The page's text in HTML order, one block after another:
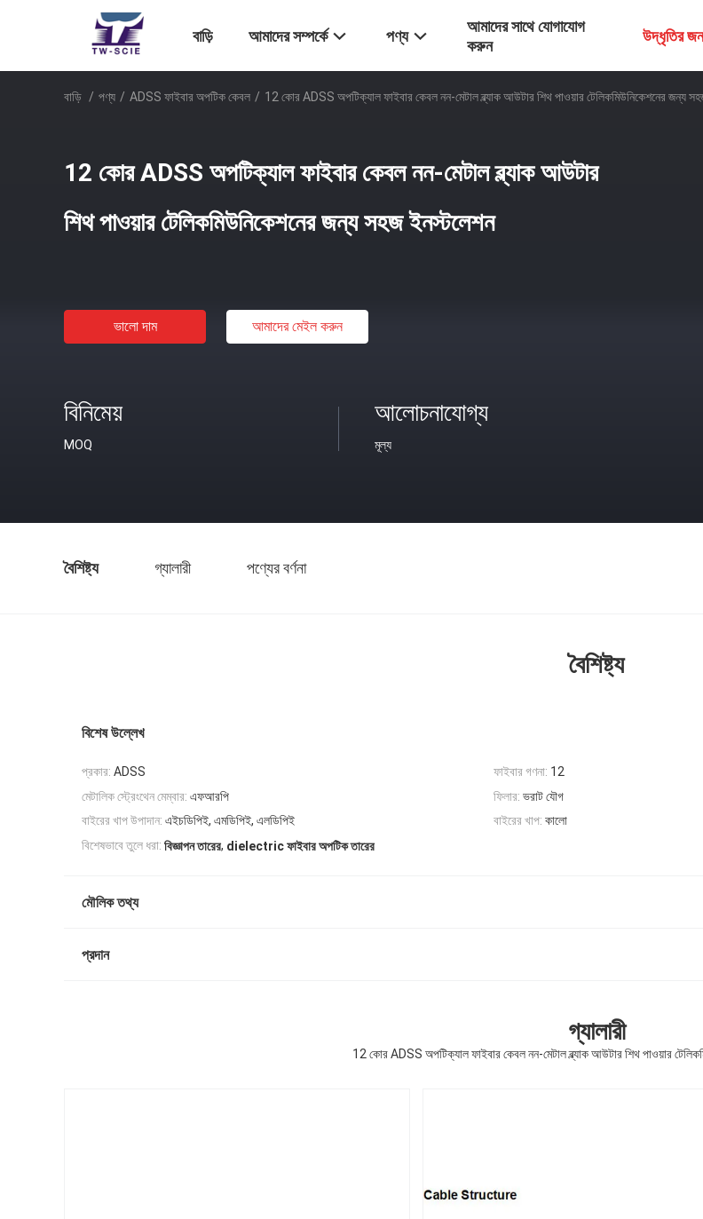
বাড়ি আমাদের সম্পর্কে পণ্য
আমাদের সাথে যোগাযোগ
করুন
উদ্ধৃতির
বাড়ি / পণ্য / ADSS ফাইবার অপটিক কেবল / 12 কোর ADSS অপটিক্যাল ফাইবার কেবল নন-মেটাল ব্ল্যাক আউটার শিথ পাওয়ার টেলিকমিউনিকেশনের জন্য
12 কোর ADSS অপটিক্যাল ফাইবার কেবল নন-মেটাল ব্ল্যাক আউটার
শিথ পাওয়ার টেলিকমিউনিকেশনের জন্য সহজ ইনস্টলেশন
ভালো দাম আমাদের মেইল ​​করুন
বিনিমেয়
MOQ
আলোচনাযোগ্য
মূল্য
বৈশিষ্ট্য গ্যালারী পণ্যের বর্ণনা
বৈশিষ্ট্য
বিশেষ উল্লেখ
প্রকার: ADSS ফাইবার গণনা: 12
মেটালিক স্ট্রেংথেন মেম্বার: এফআরপি ফিলার: ভরাট যৌগ
বাইরের খাপ উপাদান: এইচডিপিই, এমডিপিই, এলডিপিই বাইরের খাপ: কালো
বিশেষভাবে তুলে ধরা: বিজ্ঞাপন তারের, dielectric ফাইবার অপটিক তারের
মৌলিক তথ্য
প্রদান
গ্যালারী
12 কোর ADSS অপটিক্যাল ফাইবার কেবল নন-মেটাল ব্ল্যাক আউটার শিথ পাওয়ার